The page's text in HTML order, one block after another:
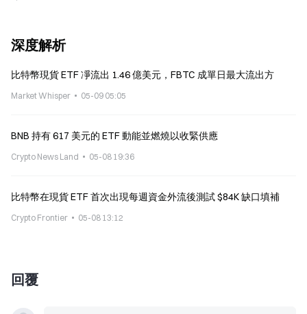
深度解析
比特幣現貨 ETF 凈流出 1.46 億美元，FBTC 成單日最大流出方
Market Whisper 05-09 05:05
BNB 持有 617 美元的 ETF 動能並燃燒以收緊供應
Crypto News Land 05-08 19:36
比特幣在現貨 ETF 首次出現每週資金外流後測試 $84K 缺口填補
Crypto Frontier 05-08 13:12
回覆